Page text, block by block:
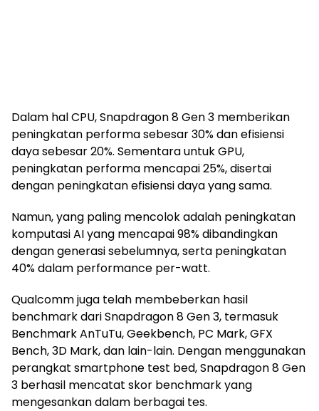
Dalam hal CPU, Snapdragon 8 Gen 3 memberikan
peningkatan performa sebesar 30% dan efisiensi
daya sebesar 20%. Sementara untuk GPU,
peningkatan performa mencapai 25%, disertai
dengan peningkatan efisiensi daya yang sama.
Namun, yang paling mencolok adalah peningkatan
komputasi AI yang mencapai 98% dibandingkan
dengan generasi sebelumnya, serta peningkatan
40% dalam performance per-watt.
Qualcomm juga telah membeberkan hasil
benchmark dari Snapdragon 8 Gen 3, termasuk
Benchmark AnTuTu, Geekbench, PC Mark, GFX
Bench, 3D Mark, dan lain-lain. Dengan menggunakan
perangkat smartphone test bed, Snapdragon 8 Gen
3 berhasil mencatat skor benchmark yang
mengesankan dalam berbagai tes.